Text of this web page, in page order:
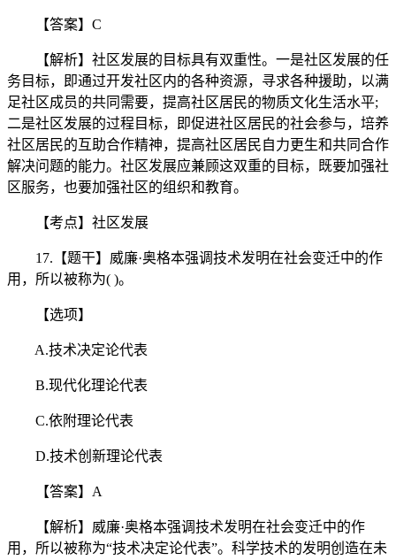
【答案】C
【解析】社区发展的目标具有双重性。一是社区发展的任
务目标，即通过开发社区内的各种资源，寻求各种援助，以满
足社区成员的共同需要，提高社区居民的物质文化生活水平;
二是社区发展的过程目标，即促进社区居民的社会参与，培养
社区居民的互助合作精神，提高社区居民自力更生和共同合作
解决问题的能力。社区发展应兼顾这双重的目标，既要加强社
区服务，也要加强社区的组织和教育。
【考点】社区发展
17.【题干】威廉·奥格本强调技术发明在社会变迁中的作
用，所以被称为( )。
【选项】
A.技术决定论代表
B.现代化理论代表
C.依附理论代表
D.技术创新理论代表
【答案】A
【解析】威廉·奥格本强调技术发明在社会变迁中的作
用，所以被称为“技术决定论代表”。科学技术的发明创造在未